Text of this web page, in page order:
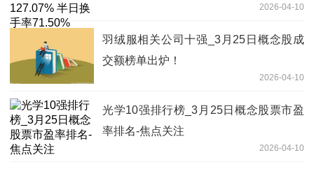
2026-04-10
羽绒服相关公司十强_3月25日概念股成
交额榜单出炉！
2026-04-10
光学10强排行榜_3月25日概念股票市盈
率排名-焦点关注
2026-04-10